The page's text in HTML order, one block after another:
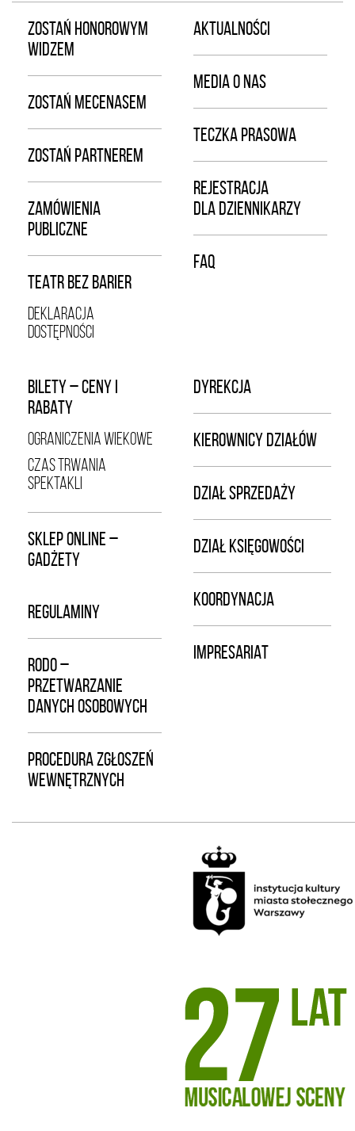
ZOSTAŃ HONOROWYM
WIDZEM
ZOSTAŃ MECENASEM
ZOSTAŃ PARTNEREM
ZAMÓWIENIA
PUBLICZNE
TEATR BEZ BARIER
DEKLARACJA
DOSTĘPNOŚCI
AKTUALNOŚCI
MEDIA O NAS
TECZKA PRASOWA
REJESTRACJA
DLA DZIENNIKARZY
FAQ
BILETY – CENY I
RABATY
OGRANICZENIA WIEKOWE
CZAS TRWANIA
SPEKTAKLI
SKLEP ONLINE –
GADŻETY
REGULAMINY
RODO –
PRZETWARZANIE
DANYCH OSOBOWYCH
PROCEDURA ZGŁOSZEŃ
WEWNĘTRZNYCH
DYREKCJA
KIEROWNICY DZIAŁÓW
DZIAŁ SPRZEDAŻY
DZIAŁ KSIĘGOWOŚCI
KOORDYNACJA
IMPRESARIAT